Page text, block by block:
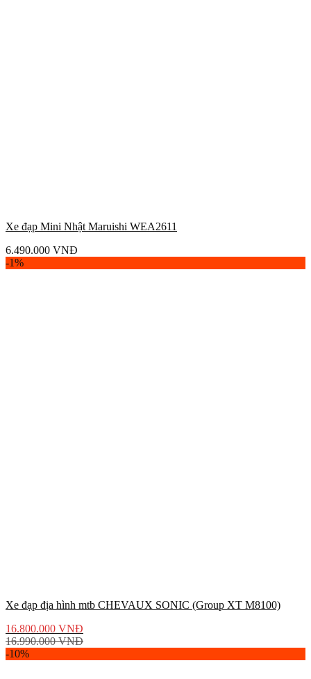
Xe đạp Mini Nhật Maruishi WEA2611
6.490.000 VNĐ
-1%
Xe đạp địa hình mtb CHEVAUX SONIC (Group XT M8100)
16.800.000 VNĐ
16.990.000VNĐ
-10%